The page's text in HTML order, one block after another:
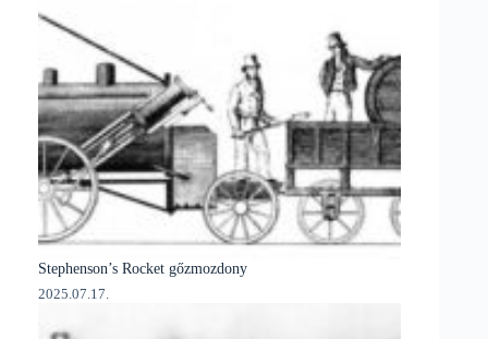
Stephenson’s Rocket gőzmozdony
2025.07.17.